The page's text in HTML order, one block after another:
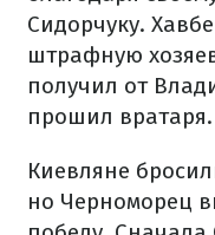
Сидорчуку.
штрафную
получил от
прошил вратаря.
Киевляне
но Черноморец